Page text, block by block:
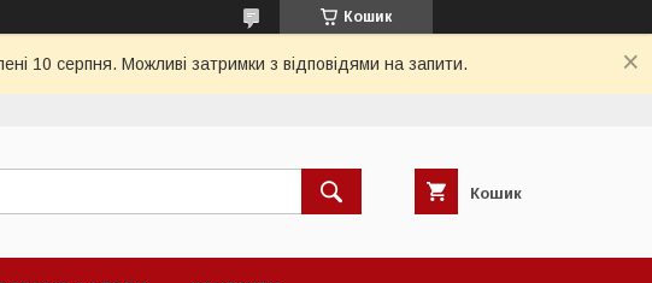
Кошик
10 серпня. Можливі затримки з відповідями на запити.
Кошик